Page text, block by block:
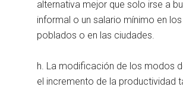
alternativa mejor que solo irse a
informal o un salario mínimo en
poblados o en las ciudades.
h. La modificación de los modos
el incremento de la productividad